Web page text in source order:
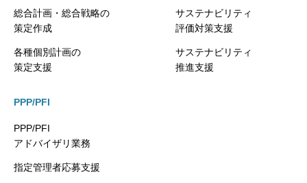
総合計画・総合戦略の
策定作成
各種個別計画の
策定支援
サステナビリティ
評価対策支援
サステナビリティ
推進支援
PPP/PFI
PPP/PFI
アドバイザリ業務
指定管理者応募支援